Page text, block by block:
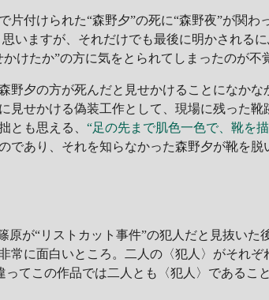
付けられた“森野夕”の死に“森野夜”が関
いますが、それだけでも最後に明かされる
けたか”の方に気をとられてしまったのが不
野夕の方が死んだと見せかけることになか
見せかける偽装工作として、現場に残った靴
とも思える、“足の先まで肌色一色で、靴を
であり、それを知らなかった森野夕が靴を
が“リストカット事件”の犯人だと見抜いた
常に面白いところ。二人の〈犯人〉がそれぞ
ってこの作品では二人とも〈犯人〉であるこ